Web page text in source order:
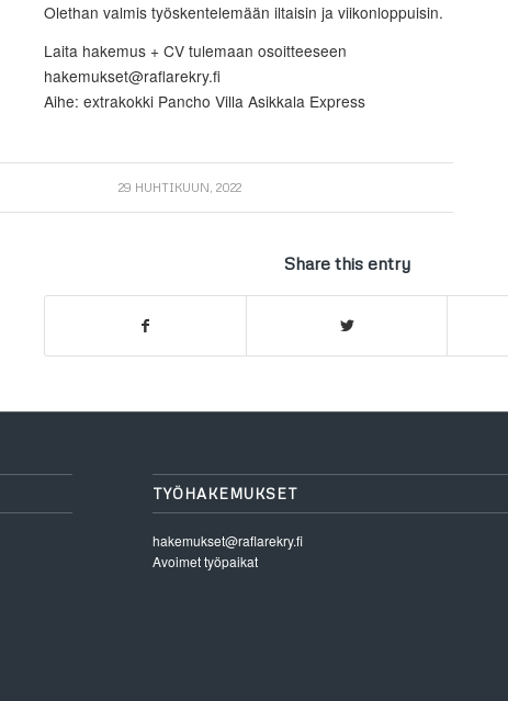
Olethan valmis työskentelemään iltaisin ja viikonloppuisin.
Laita hakemus + CV tulemaan osoitteeseen
hakemukset@raflarekry.fi
Aihe: extrakokki Pancho Villa Asikkala Express
29 HUHTIKUUN, 2022
Share this entry
TYÖHAKEMUKSET
hakemukset@raflarekry.fi
Avoimet työpaikat